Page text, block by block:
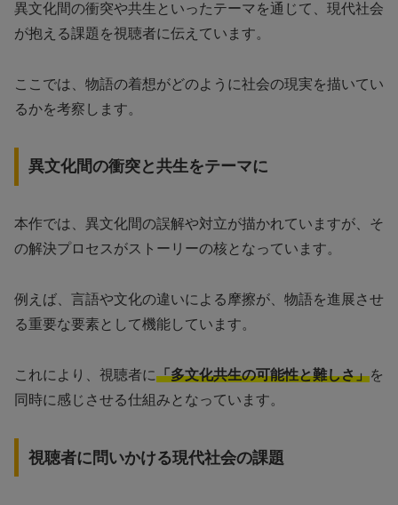
異文化間の衝突や共生といったテーマを通じて、現代社会
が抱える課題を視聴者に伝えています。
ここでは、物語の着想がどのように社会の現実を描いてい
るかを考察します。
異文化間の衝突と共生をテーマに
本作では、異文化間の誤解や対立が描かれていますが、そ
の解決プロセスがストーリーの核となっています。
例えば、言語や文化の違いによる摩擦が、物語を進展させ
る重要な要素として機能しています。
これにより、視聴者に「多文化共生の可能性と難しさ」を
同時に感じさせる仕組みとなっています。
視聴者に問いかける現代社会の課題